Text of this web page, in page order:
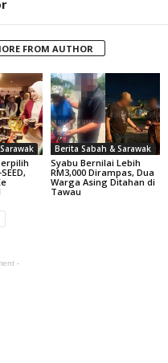
FROM AUTHOR
Berita Sabah & Sarawak
Syabu Bernilai Lebih
RM3,000 Dirampas, Dua
Warga Asing Ditahan di
Tawau
-